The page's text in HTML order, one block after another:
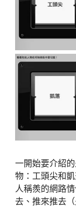
一開始要介紹
物：工頭尖和
人稱羨的網路
去、推來推去